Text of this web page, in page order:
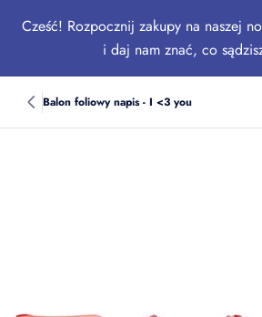
Cześć! Rozpocznij zakupy na naszej
i daj nam znać, co
Balon foliowy napis - I <3 you